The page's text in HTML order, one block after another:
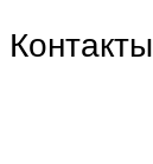
Контакты